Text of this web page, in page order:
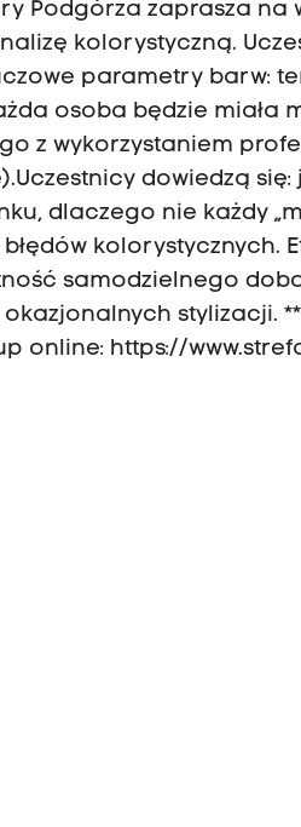
Podgórza zaprasza
kolorystyczną.
parametry barw:
osoba będzie miała
z wykorzystaniem
dowiedzą
dlaczego nie każdy
kolorystycznych.
samodzielnego
stylizacji.
online: https://